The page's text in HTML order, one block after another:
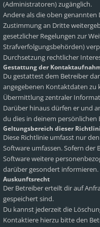
(Administratoren) zugänglich.
Andere als die oben
Zustimmung an Dritte
gesetzlicher Regelungen zur
Strafverfolgungsbehörden)
Durchsetzung rechtlicher
Gestattung der
Du gestattest dem Betreiber
angegebenen Kontaktdaten zu
Übermittlung zentraler
Darüber hinaus dürfen er und
du dies in deinem persönlichen
Geltungsbereich dieser
Diese Richtlinie umfasst nur
Software umfassen. Sofern der
Software weitere
darüber gesondert informieren.
Auskunftsrecht
Der Betreiber erteilt dir auf
gespeichert sind.
Du kannst jederzeit die
Kontaktiere hierzu bitte den